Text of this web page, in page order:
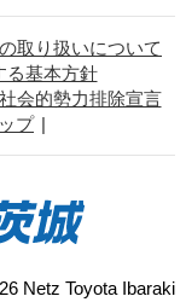
取り扱いについて
る基本方針
会的勢力排除宣言
プ
Netz Toyota Ibaraki